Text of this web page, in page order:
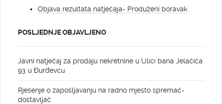
Objava rezultata natječaja- Produženi boravak
POSLJEDNJE OBJAVLJENO
Javni natječaj za prodaju nekretnine u Ulici bana Jelačića
93 u Đurđevcu
Rješenje o zapošljavanju na radno mjesto spremač-
dostavljač